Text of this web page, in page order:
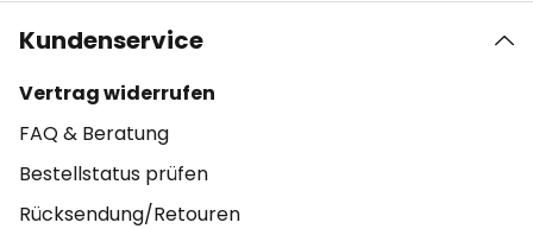
Kundenservice
Vertrag widerrufen
FAQ & Beratung
Bestellstatus prüfen
Rücksendung/Retouren